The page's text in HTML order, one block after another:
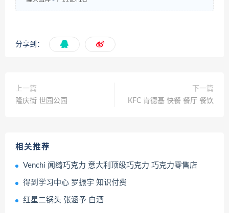
分享到：
上一篇
隆庆街 世园公园
下一篇
KFC 肯德基 快餐 餐厅 餐饮
相关推荐
Venchi 闻绮巧克力 意大利顶级巧克力 巧克力零售店
得到学习中心 罗振宇 知识付费
红星二锅头 张涵予 白酒